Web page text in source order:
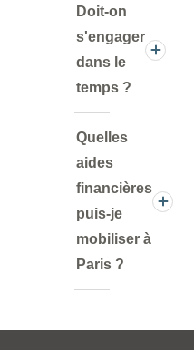
Doit-on
s'engager
dans le
temps ?
Quelles
aides
financières
puis-je
mobiliser à
Paris ?